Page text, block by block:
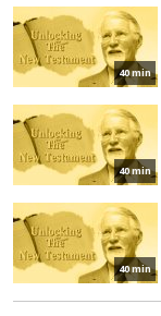
40 min
40 min
40 min